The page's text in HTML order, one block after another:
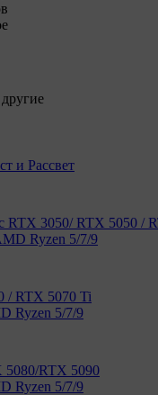
и Рассвет
3050/ RTX 5050 /
Ryzen 5/7/9
RTX 5070 Ti
Ryzen 5/7/9
RTX 5090
Ryzen 5/7/9